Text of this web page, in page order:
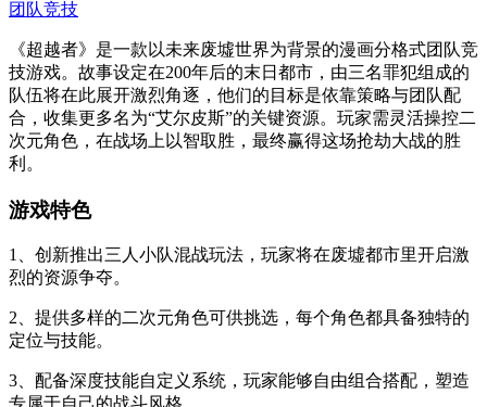
团队竞技
《超越者》是一款以未来废墟世界为背景的漫画分格式团队竞
技游戏。故事设定在200年后的末日都市，由三名罪犯组成的
队伍将在此展开激烈角逐，他们的目标是依靠策略与团队配
合，收集更多名为“艾尔皮斯”的关键资源。玩家需灵活操控二
次元角色，在战场上以智取胜，最终赢得这场抢劫大战的胜
利。
游戏特色
1、创新推出三人小队混战玩法，玩家将在废墟都市里开启激
烈的资源争夺。
2、提供多样的二次元角色可供挑选，每个角色都具备独特的
定位与技能。
3、配备深度技能自定义系统，玩家能够自由组合搭配，塑造